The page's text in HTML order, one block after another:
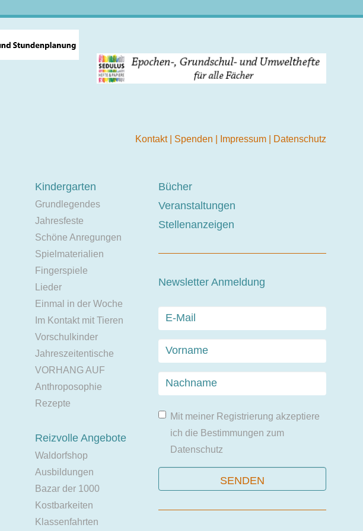
Kontakt Spenden Impressum Datenschutz
Kindergarten
Grundlegendes
Jahresfeste
Schöne Anregungen
Spielmaterialien
Fingerspiele
Lieder
Einmal in der Woche
Im Kontakt mit Tieren
Vorschulkinder
Jahreszeitentische
VORHANG AUF
Anthroposophie
Rezepte
Reizvolle Angebote
Waldorfshop
Ausbildungen
Bazar der 1000
Kostbarkeiten
Klassenfahrten
Bücher
Veranstaltungen
Stellenanzeigen
Newsletter Anmeldung
Mit meiner Registrierung akzeptiere
ich die Bestimmungen zum
Datenschutz